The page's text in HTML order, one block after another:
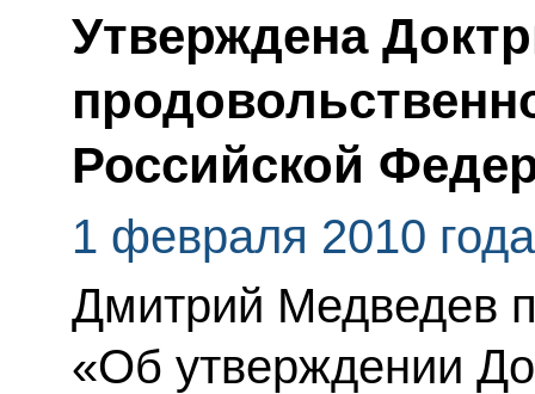
Утверждена
Российской
1 февраля 2010 года
Дмитрий Медведев
«Об утверждении